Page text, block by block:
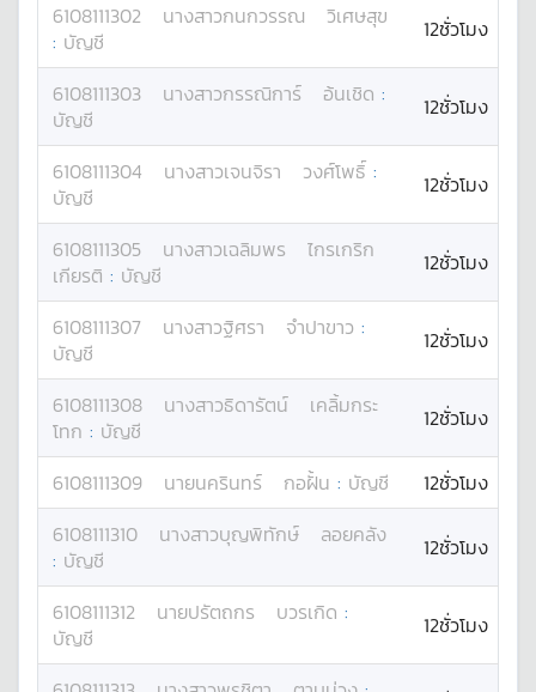
6108111302 นางสาวกนกวรรณ
วิเศษสุข
: บัญชี 12ชั่วโมง
6108111303 นางสาวกรรณิการ์ อ้นเชิด :
บัญชี
12ชั่วโมง
6108111304 นางสาวเจนจิรา วงศ์โพธิ์ :
บัญชี
12ชั่วโมง
6108111305 นางสาวเฉลิมพร
ไกรเกริก
เกียรติ : บัญชี 12ชั่วโมง
6108111307 นางสาวฐิศรา จำปาขาว :
บัญชี
12ชั่วโมง
6108111308 นางสาวธิดารัตน์
เคลิ้มกระ
โทก : บัญชี 12ชั่วโมง
6108111309 นายนครินทร์ กอฝั้น : บัญชี
12ชั่วโมง
6108111310
นางสาวบุญพิทักษ์
ลอยคลัง
: บัญชี 12ชั่วโมง
6108111312 นายปรัตถกร บวรเกิด :
บัญชี
12ชั่วโมง